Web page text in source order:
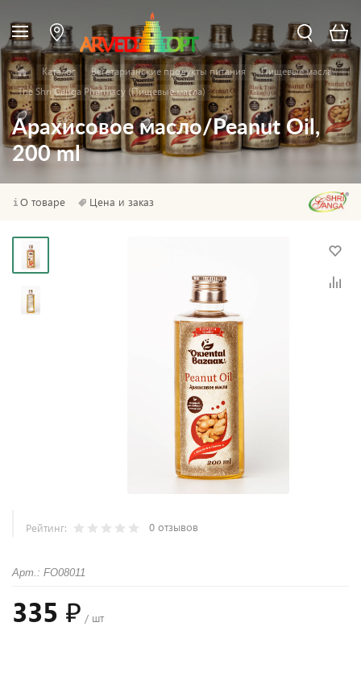
Каталог Вегетарианские продукты питания
Пищевые масла
The Shri Ganga Pharmacy (Пищевые масла)
Арахисовое масло/Peanut Oil,
200 ml
О товаре Цена и заказ
Рейтинг: 0 отзывов
Арт.: FO08011
335 ₽ / шт